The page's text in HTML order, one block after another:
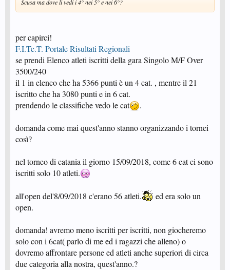
Scusa ma dove li vedi i 4° nei 5° e nei 6°?
per capirci!
F.I.Te.T. Portale Risultati Regionali
se prendi Elenco atleti iscritti della gara Singolo M/F Over
3500/240
il 1 in elenco che ha 5366 punti è un 4 cat. , mentre il 21
iscritto che ha 3080 punti e in 6 cat.
prendendo le classifiche vedo le cat
.
domanda come mai quest'anno stanno organizzando i tornei
così?
nel torneo di catania il giorno 15/09/2018, come 6 cat ci sono
iscritti solo 10 atleti.
all'open del'8/09/2018 c'erano 56 atleti.
ed era solo un
open.
domanda! avremo meno iscritti per iscritti, non giocheremo
solo con i 6cat( parlo di me ed i ragazzi che alleno) o
dovremo affrontare persone ed atleti anche superiori di circa
due categoria alla nostra, quest'anno.?